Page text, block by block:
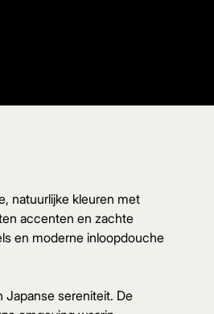
natuurlijke kleuren met
accenten en zachte
en moderne inloopdouche
Japanse sereniteit. De